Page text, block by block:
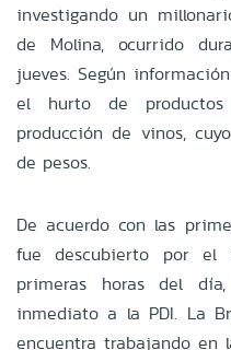
investigando un
de Molina, ocurrido
jueves. Según
el hurto de
producción de vinos,
de pesos.
De acuerdo con las
fue descubierto por
primeras horas del
inmediato a la PDI. La
encuentra trabajando en